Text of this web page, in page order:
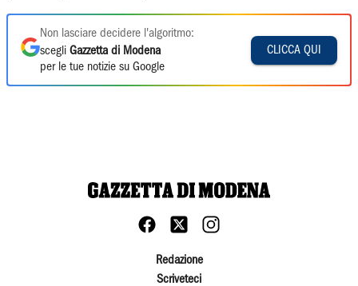
Non lasciare decidere l'algoritmo:
scegli Gazzetta di Modena
per le tue notizie su Google
CLICCA QUI
Redazione
Scriveteci